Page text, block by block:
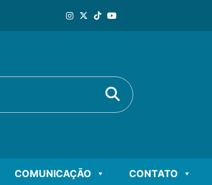
Buscar
COMUNICAÇÃO CONTATO